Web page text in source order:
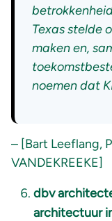
Texas stelde
maken en,
noemen dat
– [Bart Leeflang,
VANDEKREEKE]
dbv
architectuur